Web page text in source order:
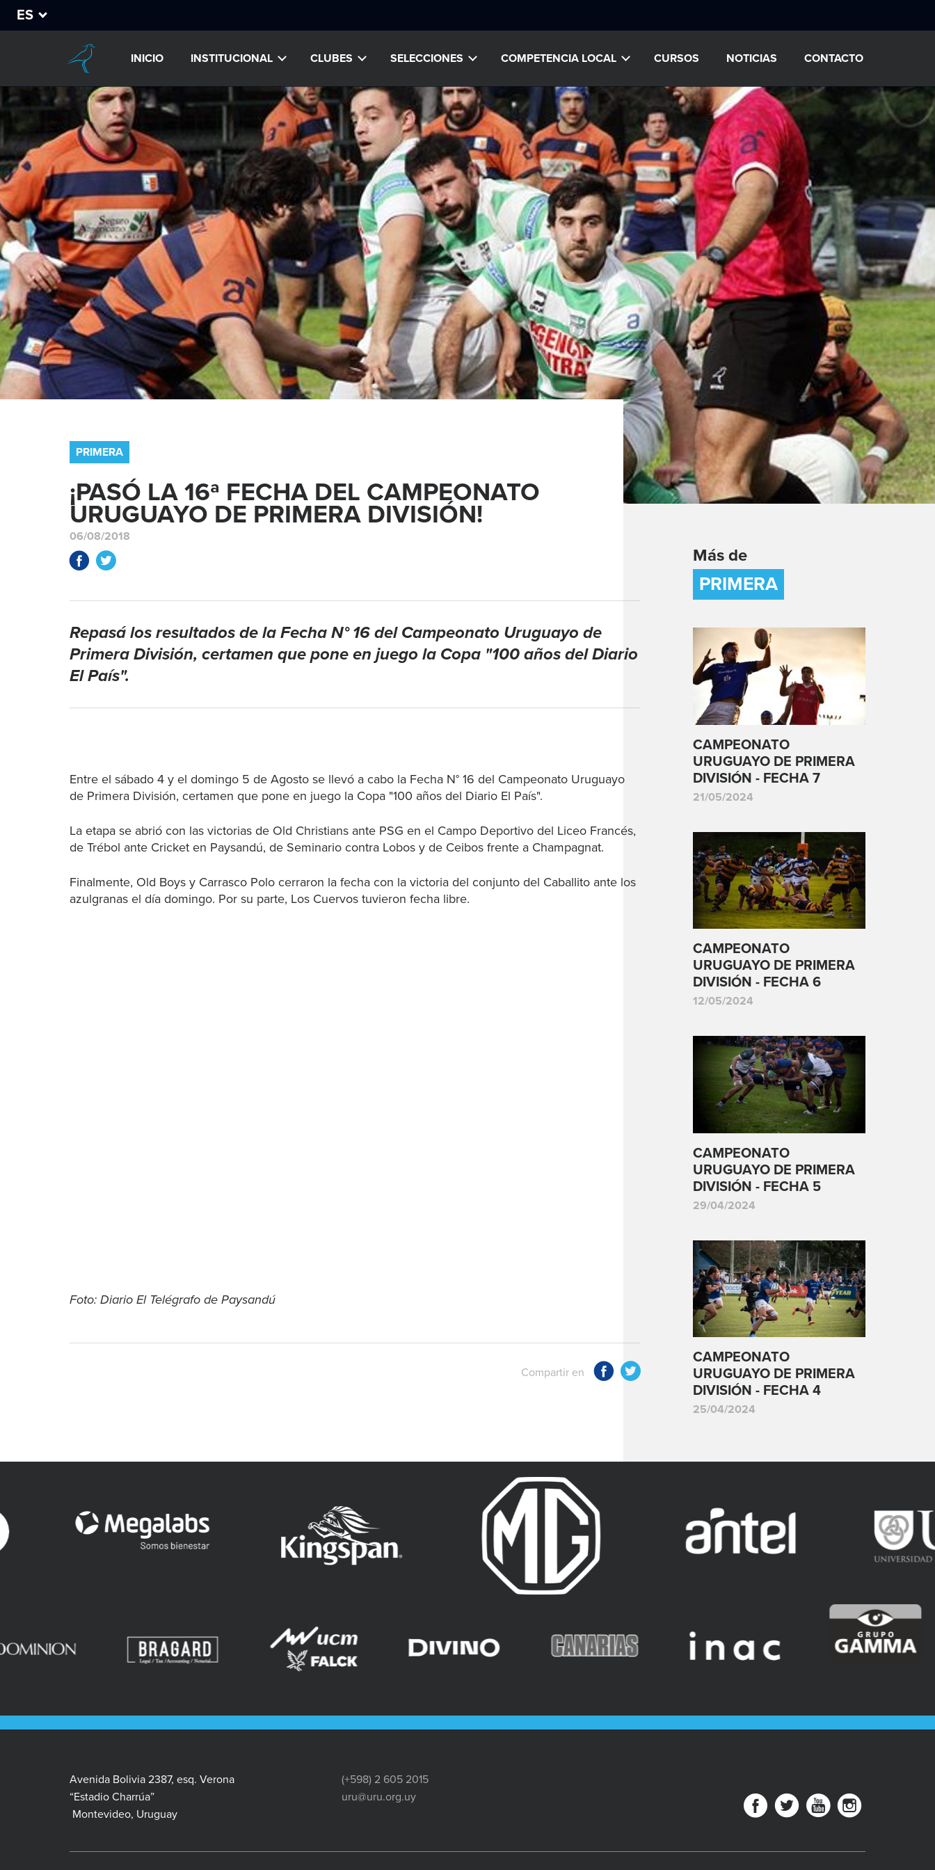
ES
INICIO INSTITUCIONAL CLUBES SELECCIONES COMPETENCIA LOCAL CURSOS NOTICIAS CONTACTO
PRIMERA
¡PASÓ LA 16ª FECHA DEL CAMPEONATO
URUGUAYO DE PRIMERA DIVISIÓN!
06/08/2018
Repasá los resultados de la Fecha N° 16 del Campeonato Uruguayo de
Primera División, certamen que pone en juego la Copa "100 años del Diario
El País".
Entre el sábado 4 y el domingo 5 de Agosto se llevó a cabo la Fecha N° 16 del Campeonato Uruguayo
de Primera División, certamen que pone en juego la Copa "100 años del Diario El País".
La etapa se abrió con las victorias de Old Christians ante PSG en el Campo Deportivo del Liceo Francés,
de Trébol ante Cricket en Paysandú, de Seminario contra Lobos y de Ceibos frente a Champagnat.
Finalmente, Old Boys y Carrasco Polo cerraron la fecha con la victoria del conjunto del Caballito ante los
azulgranas el día domingo. Por su parte, Los Cuervos tuvieron fecha libre.
Foto: Diario El Telégrafo de Paysandú
Compartir en
Más de
PRIMERA
CAMPEONATO
URUGUAYO DE PRIMERA
DIVISIÓN - FECHA 7
21/05/2024
CAMPEONATO
URUGUAYO DE PRIMERA
DIVISIÓN - FECHA 6
12/05/2024
CAMPEONATO
URUGUAYO DE PRIMERA
DIVISIÓN - FECHA 5
29/04/2024
CAMPEONATO
URUGUAYO DE PRIMERA
DIVISIÓN - FECHA 4
25/04/2024
Avenida Bolivia 2387, esq. Verona
“Estadio Charrúa”
Montevideo, Uruguay
(+598) 2 605 2015
uru@uru.org.uy